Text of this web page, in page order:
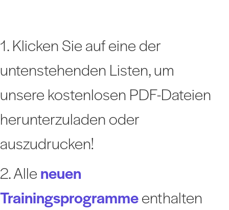
1. Klicken Sie auf eine der
untenstehenden Listen, um
unsere kostenlosen PDF-Dateien
herunterzuladen oder
auszudrucken!
2. Alleneuen
Trainingsprogrammeenthalten